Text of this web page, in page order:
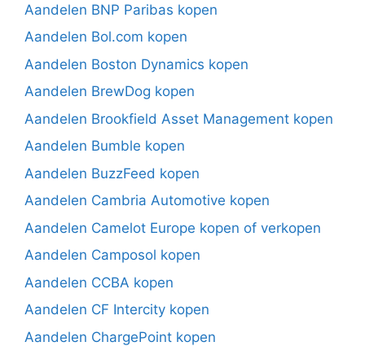
Aandelen BNP Paribas kopen
Aandelen Bol.com kopen
Aandelen Boston Dynamics kopen
Aandelen BrewDog kopen
Aandelen Brookfield Asset Management kopen
Aandelen Bumble kopen
Aandelen BuzzFeed kopen
Aandelen Cambria Automotive kopen
Aandelen Camelot Europe kopen of verkopen
Aandelen Camposol kopen
Aandelen CCBA kopen
Aandelen CF Intercity kopen
Aandelen ChargePoint kopen